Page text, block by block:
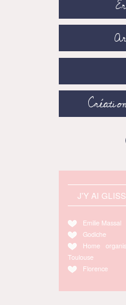
J'Y AI
Emilie Massal
Godiche
Home
Toulouse
Florence